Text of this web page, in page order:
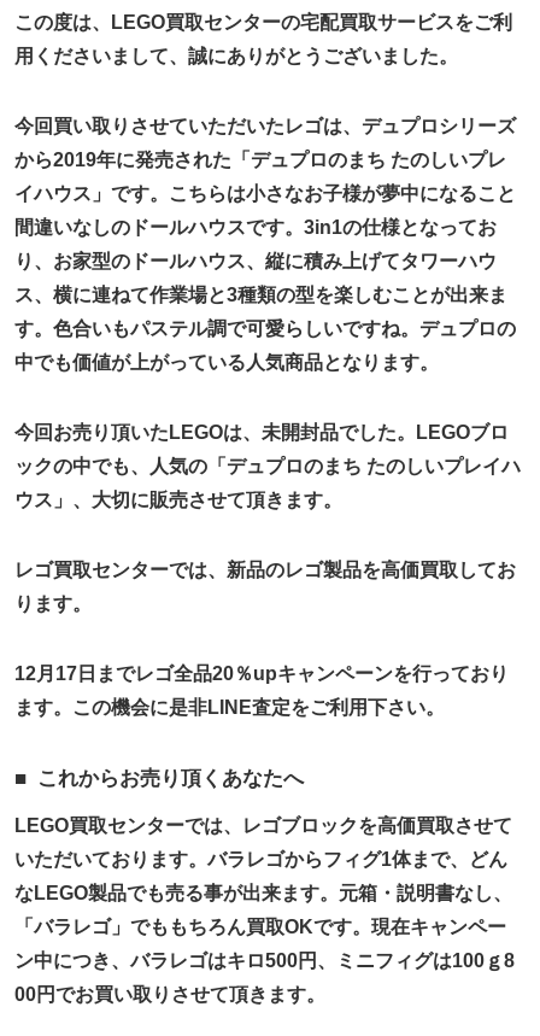
この度は、LEGO買取センターの宅配買取サービスをご利
用くださいまして、誠にありがとうございました。
今回買い取りさせていただいたレゴは、デュプロシリーズ
から2019年に発売された「デュプロのまち たのしいプレ
イハウス」です。こちらは小さなお子様が夢中になること
間違いなしのドールハウスです。3in1の仕様となってお
り、お家型のドールハウス、縦に積み上げてタワーハウ
ス、横に連ねて作業場と3種類の型を楽しむことが出来ま
す。色合いもパステル調で可愛らしいですね。デュプロの
中でも価値が上がっている人気商品となります。
今回お売り頂いたLEGOは、未開封品でした。LEGOブロ
ックの中でも、人気の「デュプロのまち たのしいプレイハ
ウス」、大切に販売させて頂きます。
レゴ買取センターでは、新品のレゴ製品を高価買取してお
ります。
12月17日までレゴ全品20％upキャンペーンを行っており
ます。この機会に是非LINE査定をご利用下さい。
これからお売り頂くあなたへ
LEGO買取センターでは、レゴブロックを高価買取させて
いただいております。バラレゴからフィグ1体まで、どん
なLEGO製品でも売る事が出来ます。元箱・説明書なし、
「バラレゴ」でももちろん買取OKです。現在キャンペー
ン中につき、バラレゴはキロ500円、ミニフィグは100ｇ8
00円でお買い取りさせて頂きます。